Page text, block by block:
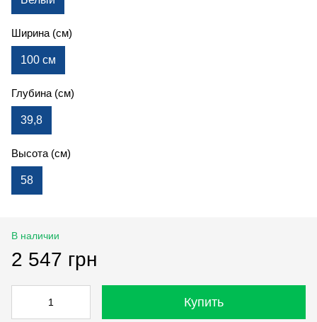
Ширина (см)
100 см
Глубина (см)
39,8
Высота (см)
58
В наличии
2 547 грн
Купить